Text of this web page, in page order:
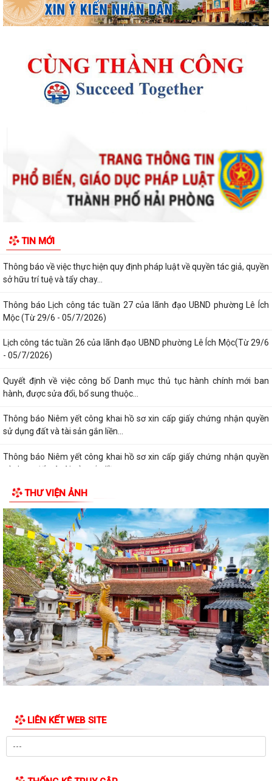
TIN MỚI
Thông báo kết quả Kỳ họp thứ 4 (Kỳ họp thường lệ giữa năm 2026)
HĐND phường khoá II, nhiệm kỳ 2026...
Thông báo về việc cảnh giác với các hành vi giả mạo cơ quan nhà nước
để lừa đảo chiếm đoạt tài sản...
Thông báo lịch công tác tuần 30 của lãnh đạo UBND Phường Lê Ích
Mộc (Từ 20/7 - 26/7/2026)
tượng bảo trợ xã hội trên địa...
Thông báo về việc thực hiện quy định pháp luật về quyền tác giả, quyền
sở hữu trí tuệ và tẩy chay...
Thông báo Lịch công tác tuần 27 của lãnh đạo UBND phường Lê Ích
Mộc (Từ 29/6 - 05/7/2026)
Lịch công tác tuần 26 của lãnh đạo UBND phường Lê Ích Mộc(Từ 29/6
- 05/7/2026)
Quyết định về việc công bố Danh mục thủ tục hành chính mới ban
hành, được sửa đổi, bổ sung thuộc...
Thông báo Niêm yết công khai hồ sơ xin cấp giấy chứng nhận quyền
sử dụng đất và tài sản gắn liền...
Thông báo Niêm yết công khai hồ sơ xin cấp giấy chứng nhận quyền
sử dụng đất và tài sản gắn liền...
Quyết định về việc công bố Danh mục thủ tục hành chính mới ban
hành, được sửa đổi,bổ sung thuộc...
Thông báo niêm yết công khai hồ sơ xin cấp giấy chứng nhận quyền
sử dụng đất và tài sản gắn liền...
Thông báo niêm yết công khai hồ sơ xin cấp giấy chứng nhận quyền
sử dụng đất và tài sản gắn liền...
Thông báo niêm yết công khai hồ sơ xin cấp giấy chứng nhận quyền
sử dụng đất và tài sản gắn liền...
Thông báo niêm yết công khai hồ sơ xin cấp giấy chứng nhận quyền
sử dụng đất và tài sản gắn liền...
Thông báo Lịch công tác tuần 24 của lãnh đạo UBND Phường Lê Ích
Lãnh đạo Phường Lê Ích Mộc kiểm tra công tác chuẩn bị cơ sở vật chất
phục vụ Kỳ thi tuyển sinh lớp...
THƯ VIỆN ẢNH
LIÊN KẾT WEB SITE